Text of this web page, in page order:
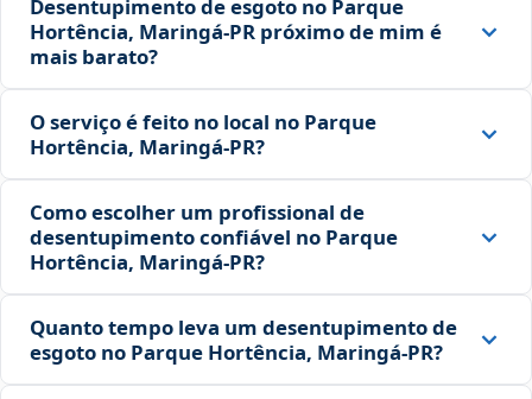
Desentupimento de esgoto no Parque
Hortência, Maringá‑PR próximo de mim é
mais barato?
O serviço é feito no local no Parque
Hortência, Maringá‑PR?
Como escolher um profissional de
desentupimento confiável no Parque
Hortência, Maringá‑PR?
Quanto tempo leva um desentupimento de
esgoto no Parque Hortência, Maringá‑PR?